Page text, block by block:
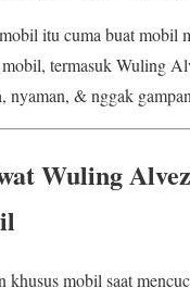
itu cuma buat mobil
mobil, termasuk Wuling
nyaman, & nggak
Wuling
khusus mobil saat